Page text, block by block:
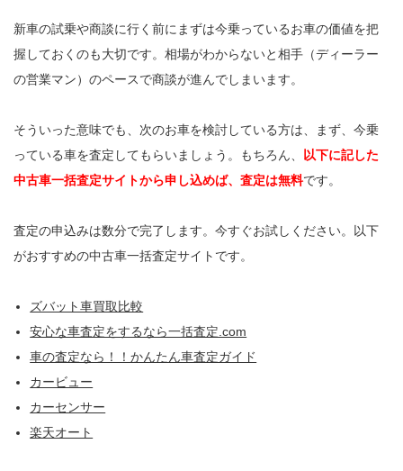
新車の試乗や商談に行く前にまずは今乗っているお車の価値を把
握しておくのも大切です。相場がわからないと相手（ディーラー
の営業マン）のペースで商談が進んでしまいます。
そういった意味でも、次のお車を検討している方は、まず、今乗
っている車を査定してもらいましょう。もちろん、
以下に記した
中古車一括査定サイトから申し込めば、査定は無料です。
査定の申込みは数分で完了します。今すぐお試しください。以下
がおすすめの中古車一括査定サイトです。
ズバット車買取比較
安心な車査定をするなら一括査定.com
車の査定なら！！かんたん車査定ガイド
カービュー
カーセンサー
楽天オート